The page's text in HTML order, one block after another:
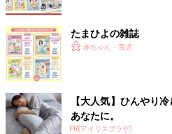
たまひよの雑誌
赤ちゃん・育児
【大人気】ひんやり
あなたに。
PR(アイリスプラザ)